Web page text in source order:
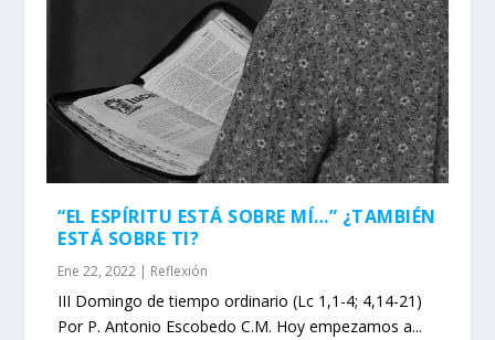
“EL ESPÍRITU ESTÁ SOBRE MÍ…” ¿TAMBIÉN
ESTÁ SOBRE TI?
Ene 22, 2022 | Reflexión
III Domingo de tiempo ordinario (Lc 1,1-4; 4,14-21)
Por P. Antonio Escobedo C.M. Hoy empezamos a...